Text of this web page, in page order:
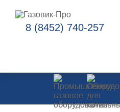
8 (8452) 740-257